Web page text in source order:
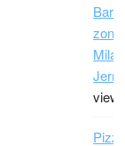
Bar
Jerry